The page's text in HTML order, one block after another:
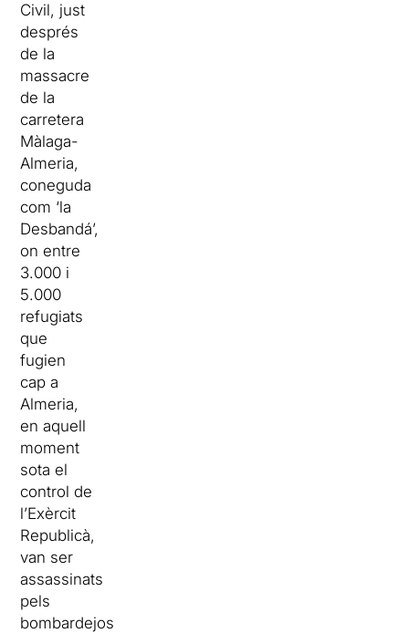
Civil, just
després
de la
massacre
de la
carretera
Màlaga-
Almeria,
coneguda
com ‘la
Desbandá’,
on entre
3.000 i
5.000
refugiats
que
fugien
cap a
Almeria,
en aquell
moment
sota el
control de
l’Exèrcit
Republicà,
van ser
assassinats
pels
bombardejos